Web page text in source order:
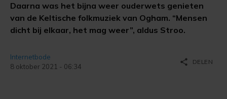
Daarna was het bijna weer ouderwets genieten
van de Keltische folkmuziek van Ogham. “Mensen
dicht bij elkaar, het mag weer”, aldus Stroo.
Internetbode
8 oktober 2021 - 06:34
share DELEN